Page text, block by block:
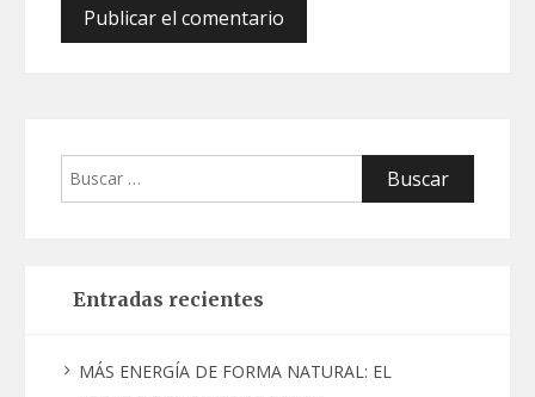
Buscar:
Entradas recientes
MÁS ENERGÍA DE FORMA NATURAL: EL